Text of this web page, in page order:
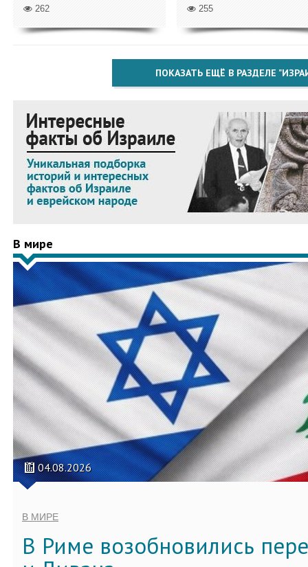
262 255
ПОКАЗАТЬ ЕЩЁ В РАЗДЕЛЕ
В мире
04.08.2026
В МИРЕ
В Риме возобновились